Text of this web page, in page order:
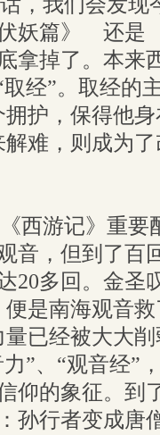
妖篇》 还是
拿掉了。本来
经”。取经的
护，保得他
难，则成为
西游记》重要
音，但到了百
20多回。金
是南海观音
量已经被大大
”、“观音经”
信仰的象征。
孙行者变成唐